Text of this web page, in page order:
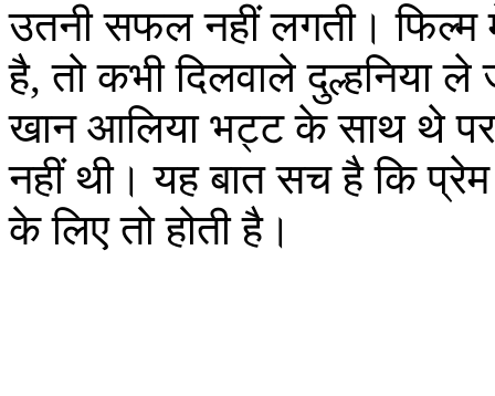
उतनी सफल नहीं लगती।
है, तो कभी दिलवाले दुल्हनिया
खान आलिया भट्ट के साथ थे
नहीं थी। यह बात सच है कि
के लिए तो होती है।